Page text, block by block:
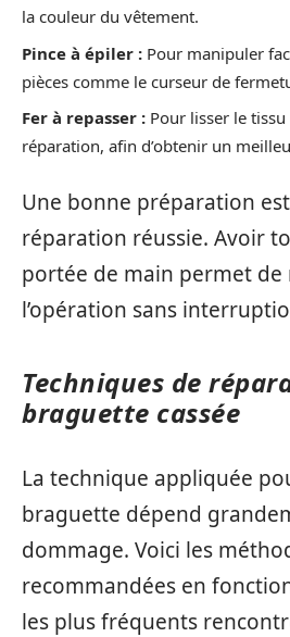
la couleur du vêtement.
Pince à épiler : Pour manipuler
pièces comme le curseur de
Fer à repasser : Pour lisser le
réparation, afin d’obtenir un
Une bonne préparation
réparation réussie. Avoir
portée de main permet de
l’opération sans
Techniques de
braguette cassée
La technique appliquée
braguette dépend
dommage. Voici les
recommandées en
les plus fréquents